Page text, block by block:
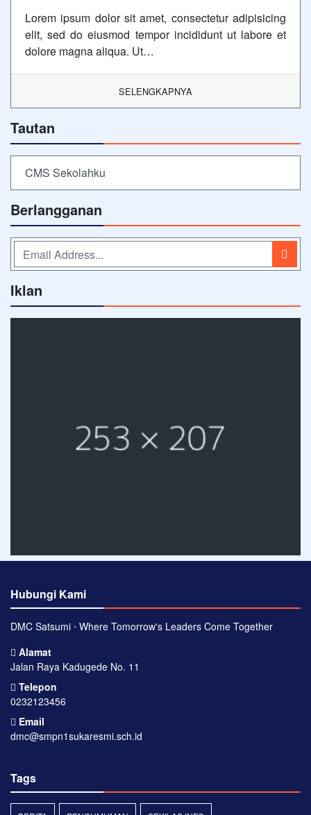
Lorem ipsum dolor sit amet, consectetur adipisicing
elit, sed do eiusmod tempor incididunt ut labore et
dolore magna aliqua. Ut…
SELENGKAPNYA
Tautan
CMS Sekolahku
Berlangganan
Iklan
Hubungi Kami
DMC Satsumi ⋅ Where Tomorrow's Leaders Come Together
Alamat
Jalan Raya Kadugede No. 11
Telepon
0232123456
Email
dmc@smpn1sukaresmi.sch.id
Tags